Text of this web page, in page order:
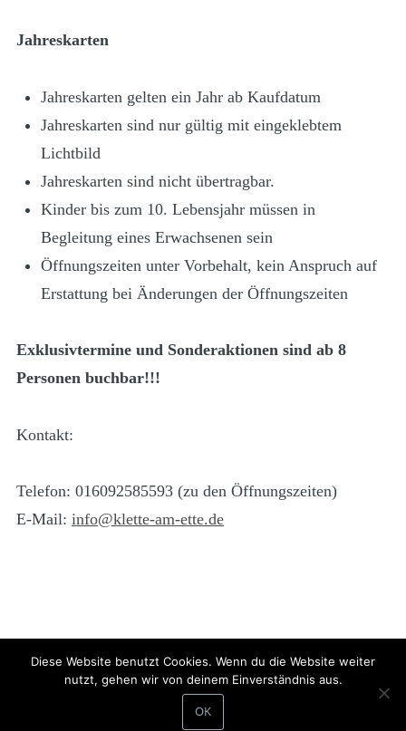
Jahreskarten
Jahreskarten gelten ein Jahr ab Kaufdatum
Jahreskarten sind nur gültig mit eingeklebtem
Lichtbild
Jahreskarten sind nicht übertragbar.
Kinder bis zum 10. Lebensjahr müssen in
Begleitung eines Erwachsenen sein
Öffnungszeiten unter Vorbehalt, kein Anspruch auf
Erstattung bei Änderungen der Öffnungszeiten
Exklusivtermine und Sonderaktionen sind ab 8
Personen buchbar!!!
Kontakt:
Telefon: 016092585593 (zu den Öffnungszeiten)
E-Mail: info@klette-am-ette.de
Unterstützt durch:
Diese Website benutzt Cookies. Wenn du die Website weiter
nutzt, gehen wir von deinem Einverständnis aus.
OK